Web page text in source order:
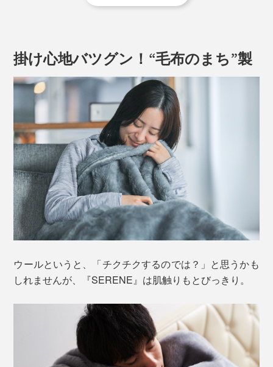
新色のアイボリーも加わりました。無染色の白も、優し
い雰囲気。グレーといっしょに使うと、インテリアがま
すます引き立ちます。
掛け心地バツグン！“毛布のまち”製
ウールというと、「チクチクするのでは？」と思うかも
しれませんが、『SERENE』は肌触りもとびっきり。